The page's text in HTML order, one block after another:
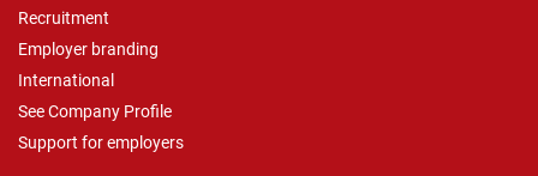
Recruitment
Employer branding
International
See Company Profile
Support for employers